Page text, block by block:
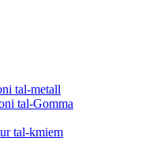
tal-metall
tal-Gomma
tal-kmiem